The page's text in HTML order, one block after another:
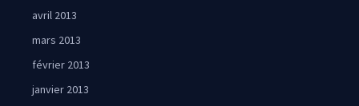
avril 2013
mars 2013
février 2013
janvier 2013